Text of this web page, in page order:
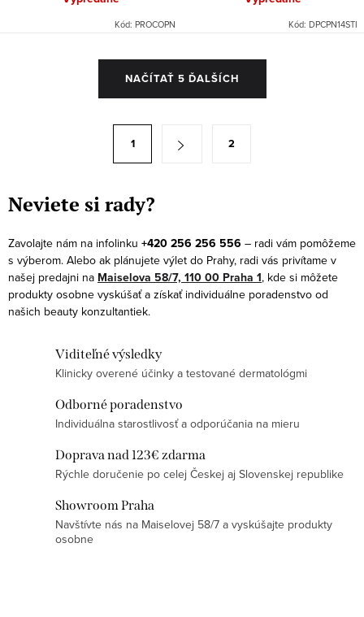
Kód: PROCOPN Kód: DPCPN14STI
c
i
e
p
r
v
k
NAČÍTAŤ 5 ĎALŠÍCH
á
k
o
v
a
1 2
Neviete si rady?
Zavolajte nám na infolinku +420 256 256 556 – radi vám pomôžeme
s výberom. Alebo ak plánujete výlet do Prahy, radi vás privítame v
našej predajni na Maiselova 58/7, 110 00 Praha 1, kde si môžete
produkty osobne vyskúšať a získať individuálne poradenstvo od
našich beauty konzultantiek.
Viditeľné výsledky
Klinicky overené účinky a testované dermatológmi
Odborné poradenstvo
Individuálna starostlivosť a odporúčania na mieru
Doprava nad 123€ zdarma
Rýchle doručenie po celej Českej aj Slovenskej republike
Showroom Praha
Navštívte nás na Maiselovej 58/7 a vyskúšajte produkty
osobne